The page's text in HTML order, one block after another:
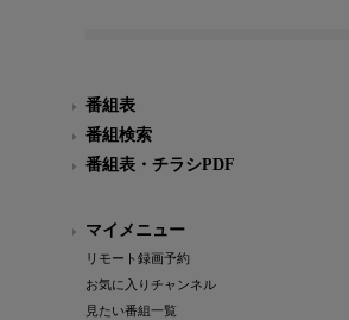
番組表
番組検索
番組表・チラシPDF
マイメニュー
リモート録画予約
お気に入りチャンネル
見たい番組一覧